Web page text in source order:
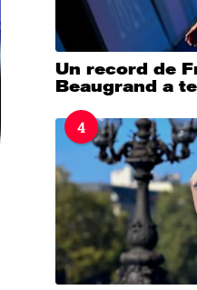
Un record de
Beaugrand a
4